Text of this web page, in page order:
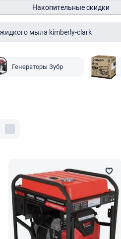
Накопительные скидки
Генераторы Зубр